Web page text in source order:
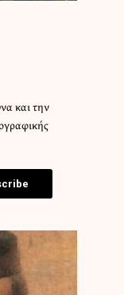
και την